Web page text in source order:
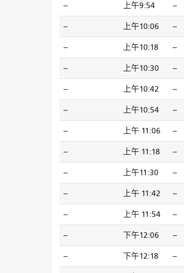
-- 上午9:54 --
-- 上午10:06 --
-- 上午10:18 --
-- 上午10:30 --
-- 上午10:42 --
-- 上午10:54 --
-- 上午 11:06 --
-- 上午 11:18 --
-- 上午11:30 --
-- 上午 11:42 --
-- 上午 11:54 --
-- 下午12:06 --
-- 下午12:18 --